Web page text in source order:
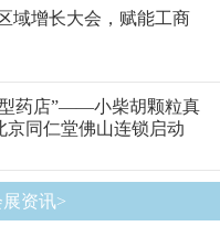
域增长大会，赋能工商
药店”——小柴胡颗粒真
京同仁堂佛山连锁启动
资讯>